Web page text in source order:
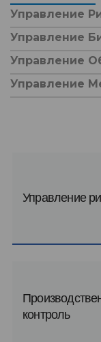
Управление
Управление
Управление
Управление
Управление
контроль